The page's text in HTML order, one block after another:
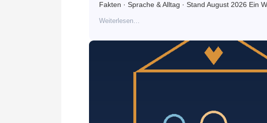
Fakten · Sprache & Alltag · Stand August 2026
Weiterlesen…